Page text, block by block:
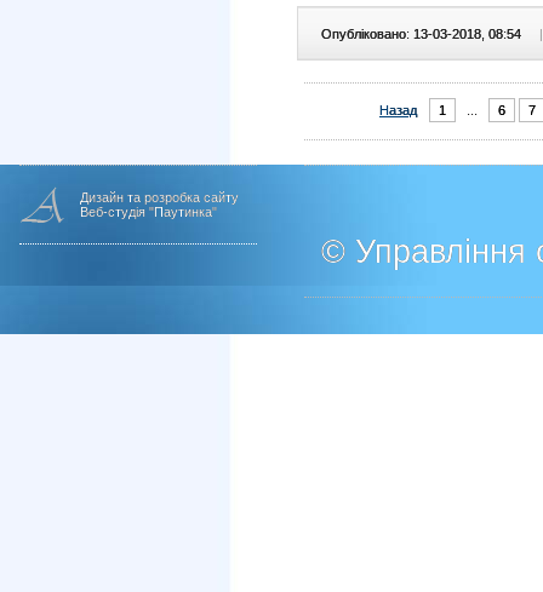
Опубліковано: 13-03-2018, 08:54 |
Назад 1 6 7
Дизайн та розробка сайту
Веб-студія "Паутинка"
© Управління